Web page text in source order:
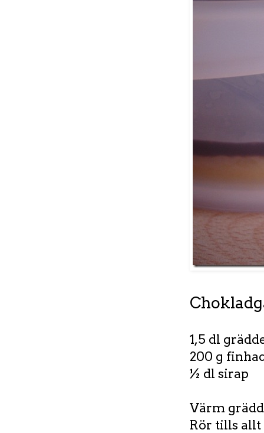
1,5 dl
200 g
½ dl sirap
Värm
Rör tills allt